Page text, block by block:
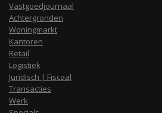
Vastgoedjournaal
Achtergronden
Woningmarkt
Kantoren
Retail
Logistiek
Juridisch | Fiscaal
Transacties
Werk